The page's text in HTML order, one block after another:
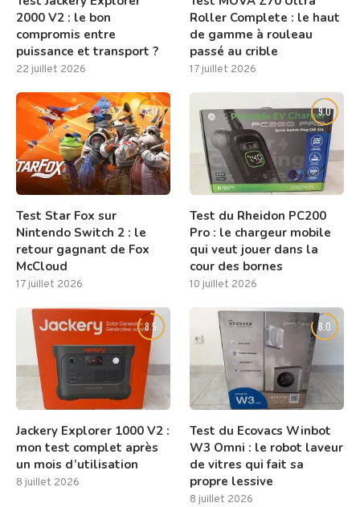
2000 V2 : le bon
compromis entre
puissance et transport ?
22 juillet 2026
Roller Complete : le haut
de gamme à rouleau
passé au crible
17 juillet 2026
8.0
Test Star Fox sur
Nintendo Switch 2 : le
retour gagnant de Fox
McCloud
17 juillet 2026
9.0
Test du Rheidon PC200
Pro : le chargeur mobile
qui veut jouer dans la
cour des bornes
10 juillet 2026
8.5
Jackery Explorer 1000 V2 :
mon test complet après
un mois d’utilisation
8 juillet 2026
8.0
Test du Ecovacs Winbot
W3 Omni : le robot laveur
de vitres qui fait sa
propre lessive
8 juillet 2026